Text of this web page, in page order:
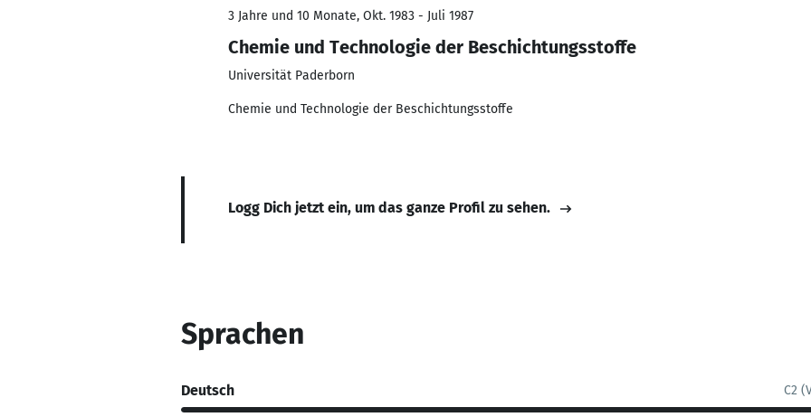
3 Jahre und 10 Monate, Okt. 1983 - Juli 1987
Chemie und Technologie der Beschichtungsstoffe
Universität Paderborn
Chemie und Technologie der Beschichtungsstoffe
Logg Dich jetzt ein, um das ganze Profil zu sehen.
Sprachen
Deutsch C2